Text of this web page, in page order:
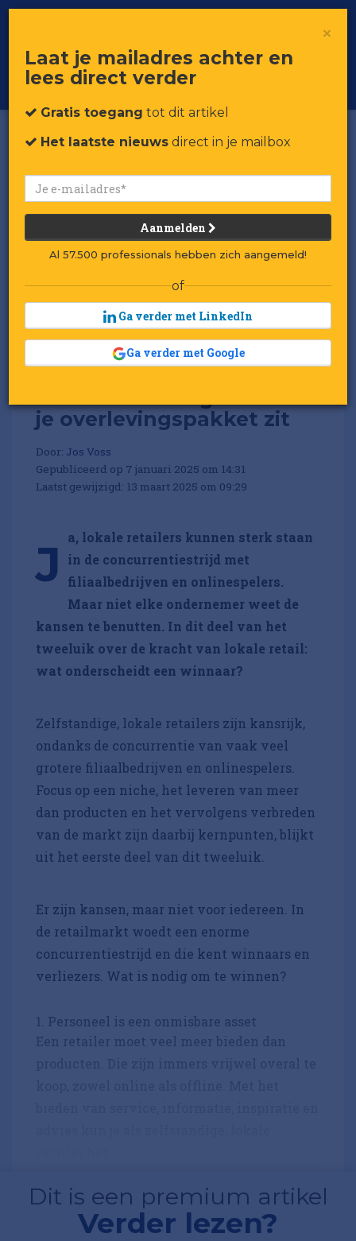
Voor professionals in retail & brands
Toggle
je overlevingspakket zit
Door: Jos Voss
Gepubliceerd op 7 januari 2025 om 14:31
Laatst gewijzigd: 13 maart 2025 om 09:29
J
a, lokale retailers kunnen sterk staan
in de concurrentiestrijd met
filiaalbedrijven en onlinespelers.
Maar niet elke ondernemer weet de
kansen te benutten. In dit deel van het
tweeluik over de kracht van lokale retail:
wat onderscheidt een winnaar?
Zelfstandige, lokale retailers zijn kansrijk,
ondanks de concurrentie van vaak veel
grotere filiaalbedrijven en onlinespelers.
Focus op een niche, het leveren van meer
dan producten en het vervolgens verbreden
van de markt zijn daarbij kernpunten, blijkt
uit het eerste deel van dit tweeluik.
Er zijn kansen, maar niet voor iedereen. In
de retailmarkt woedt een enorme
concurrentiestrijd en die kent winnaars en
verliezers. Wat is nodig om te winnen?
1. Personeel is een onmisbare asset
Een retailer moet veel meer bieden dan
Dit is een premium artikel
Verder lezen?
×
Laat je mailadres achter en
lees direct verder
Gratis toegang tot dit artikel
Het laatste nieuws direct in je mailbox
Aanmelden
Al 57.500 professionals hebben zich aangemeld!
of
Ga verder met LinkedIn
Ga verder met Google